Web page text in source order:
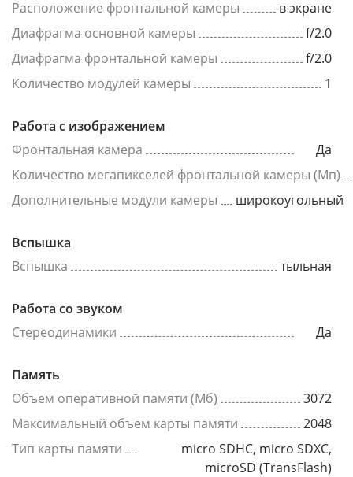
Расположение фронтальной камеры
в экране
Диафрагма основной камеры
f/2.0
Диафрагма фронтальной камеры
f/2.0
Количество модулей камеры
1
Работа с изображением
Фронтальная камера
Да
Количество мегапикселей фронтальной камеры (Мп)
Дополнительные модули камеры
широкоугольный
Вспышка
Вспышка
тыльная
Работа со звуком
Стереодинамики
Да
Память
Объем оперативной памяти (Мб)
3072
Максимальный объем карты памяти
2048
Тип карты памяти
micro SDHC, micro SDXC,
microSD (TransFlash)